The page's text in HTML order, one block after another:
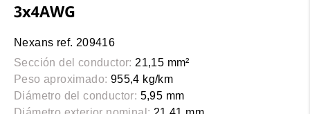
3x4AWG
Nexans ref. 209416
Sección del conductor: 21,15 mm²
Peso aproximado: 955,4 kg/km
Diámetro del conductor: 5,95 mm